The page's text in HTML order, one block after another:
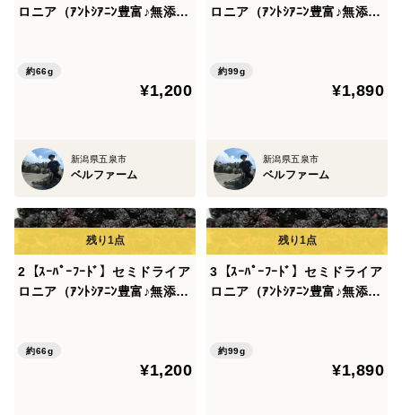
のポリフェノールをブルーベリーの2倍から3倍以上含ん
スーパーフードと言われいています。その豊富なポリ
す。
砂糖等一切使わずに無添加無着色で食品乾燥機で乾燥
させ、栄養機能はそのままで豊富なポリフェノール等含
有ゆえの特有の渋みが抑えられ、ほんのり甘味がありま
す。
にしたり、アロニアスムージーにしてみたりと各種料理
ロニア（ｱﾝﾄｼｱﾆﾝ豊富♪無添加
県産 アロニア（ブルーベリ
ー ポリフェノール 抗酸化）
約66g
¥1,200
新潟県五泉市
ベルファーム
ロニア（ｱﾝﾄｼｱﾆﾝ豊富♪無添加
県産 アロニア（ドライフル
ーツ ポリフェノール 抗酸
約99g
¥1,890
新潟県五泉市
ベルファーム
2【ｽｰﾊﾟｰﾌｰﾄﾞ】セミドライア
ロニア（ｱﾝﾄｼｱﾆﾝ豊富♪無添加
県産 アロニア（ブルーベリ
ー ポリフェノール 抗酸化）
約66g
¥1,200
3【ｽｰﾊﾟｰﾌｰﾄﾞ】セミドライア
ロニア（ｱﾝﾄｼｱﾆﾝ豊富♪無添加
県産 アロニア（ドライフル
ーツ ポリフェノール 抗酸
約99g
¥1,890